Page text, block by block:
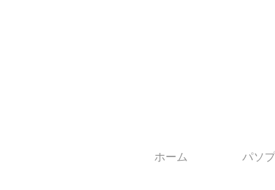
ホーム パソ